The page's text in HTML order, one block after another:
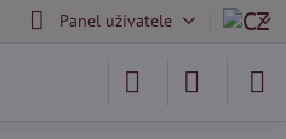
Panel uživatele